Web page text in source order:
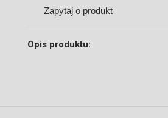
Zapytaj o produkt
Opis produktu: